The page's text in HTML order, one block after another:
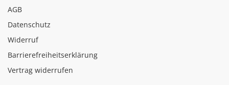
AGB
Datenschutz
Widerruf
Barrierefreiheitserklärung
Vertrag widerrufen